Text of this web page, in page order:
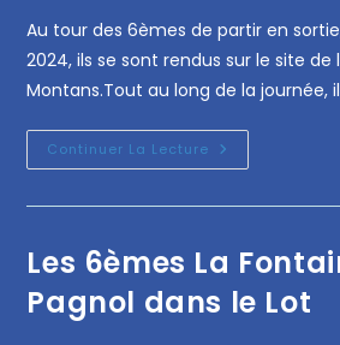
Au tour des 6èmes de partir en
2024, ils se sont rendus sur le site de
Montans.Tout au long de la journée,
Continuer La Lecture
Les 6èmes La
Pagnol dans le Lot